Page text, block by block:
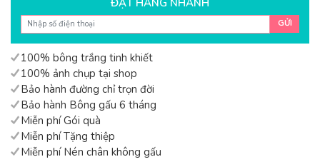
ĐẶT HÀNG NHANH
GỬI
100% bông trắng tinh khiết
100% ảnh chụp tại shop
Bảo hành đường chỉ trọn đời
Bảo hành Bông gấu 6 tháng
Miễn phí Gói quà
Miễn phí Tặng thiệp
Miễn phí Nén chân không gấu